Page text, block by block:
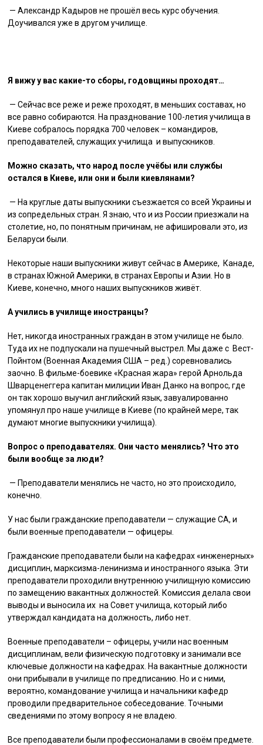
— Александр Кадыров не прошёл весь курс обучения.
Доучивался уже в другом училище.
Я вижу у вас какие-то сборы, годовщины проходят…
— Сейчас все реже и реже проходят, в меньших составах, но
все равно собираются. На празднование 100-летия училища в
Киеве собралось порядка 700 человек – командиров,
преподавателей, служащих училища и выпускников.
Можно сказать, что народ после учёбы или службы
остался в Киеве, или они и были киевлянами?
— На круглые даты выпускники съезжается со всей Украины и
из сопредельных стран. Я знаю, что и из России приезжали на
столетие, но, по понятным причинам, не афишировали это, из
Беларуси были.
Некоторые наши выпускники живут сейчас в Америке, Канаде,
в странах Южной Америки, в странах Европы и Азии. Но в
Киеве, конечно, много наших выпускников живёт.
А учились в училище иностранцы?
Нет, никогда иностранных граждан в этом училище не было.
Туда их не подпускали на пушечный выстрел. Мы даже с Вест-
Пойнтом (Военная Академия США – ред.) соревновались
заочно. В фильме-боевике «Красная жара» герой Арнольда
Шварценеггера капитан милиции Иван Данко на вопрос, где
он так хорошо выучил английский язык, завуалированно
упомянул про наше училище в Киеве (по крайней мере, так
думают многие выпускники училища).
Вопрос о преподавателях. Они часто менялись? Что это
были вообще за люди?
— Преподаватели менялись не часто, но это происходило,
конечно.
У нас были гражданские преподаватели — служащие СА, и
были военные преподаватели — офицеры.
Гражданские преподаватели были на кафедрах «инженерных»
дисциплин, марксизма-ленинизма и иностранного языка. Эти
преподаватели проходили внутреннюю училищную комиссию
по замещению вакантных должностей. Комиссия делала свои
выводы и выносила их на Совет училища, который либо
утверждал кандидата на должность, либо нет.
Военные преподаватели – офицеры, учили нас военным
дисциплинам, вели физическую подготовку и занимали все
ключевые должности на кафедрах. На вакантные должности
они прибывали в училище по предписанию. Но и с ними,
вероятно, командование училища и начальники кафедр
проводили предварительное собеседование. Точными
сведениями по этому вопросу я не владею.
Все преподаватели были профессионалами в своём предмете.